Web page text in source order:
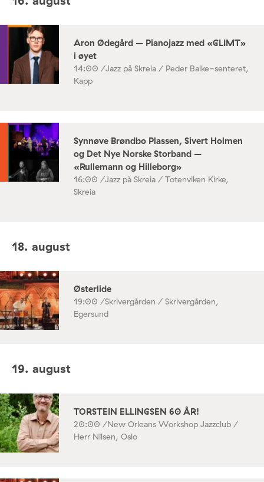
Aron Ødegård – Pianojazz med «GLIMT»
i øyet
14:00 /Jazz på Skreia / Peder Balke-senteret,
Kapp
Synnøve Brøndbo Plassen, Sivert Holmen
og Det Nye Norske Storband –
«Rullemann og Hilleborg»
16:00 /Jazz på Skreia / Totenviken Kirke,
Skreia
18. august
Østerlide
19:00 /Skrivergården / Skrivergården,
Egersund
19. august
TORSTEIN ELLINGSEN 60 ÅR!
20:00 /New Orleans Workshop Jazzclub /
Herr Nilsen, Oslo